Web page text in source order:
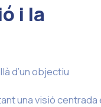
i la
d’un objectiu
una visió centrada